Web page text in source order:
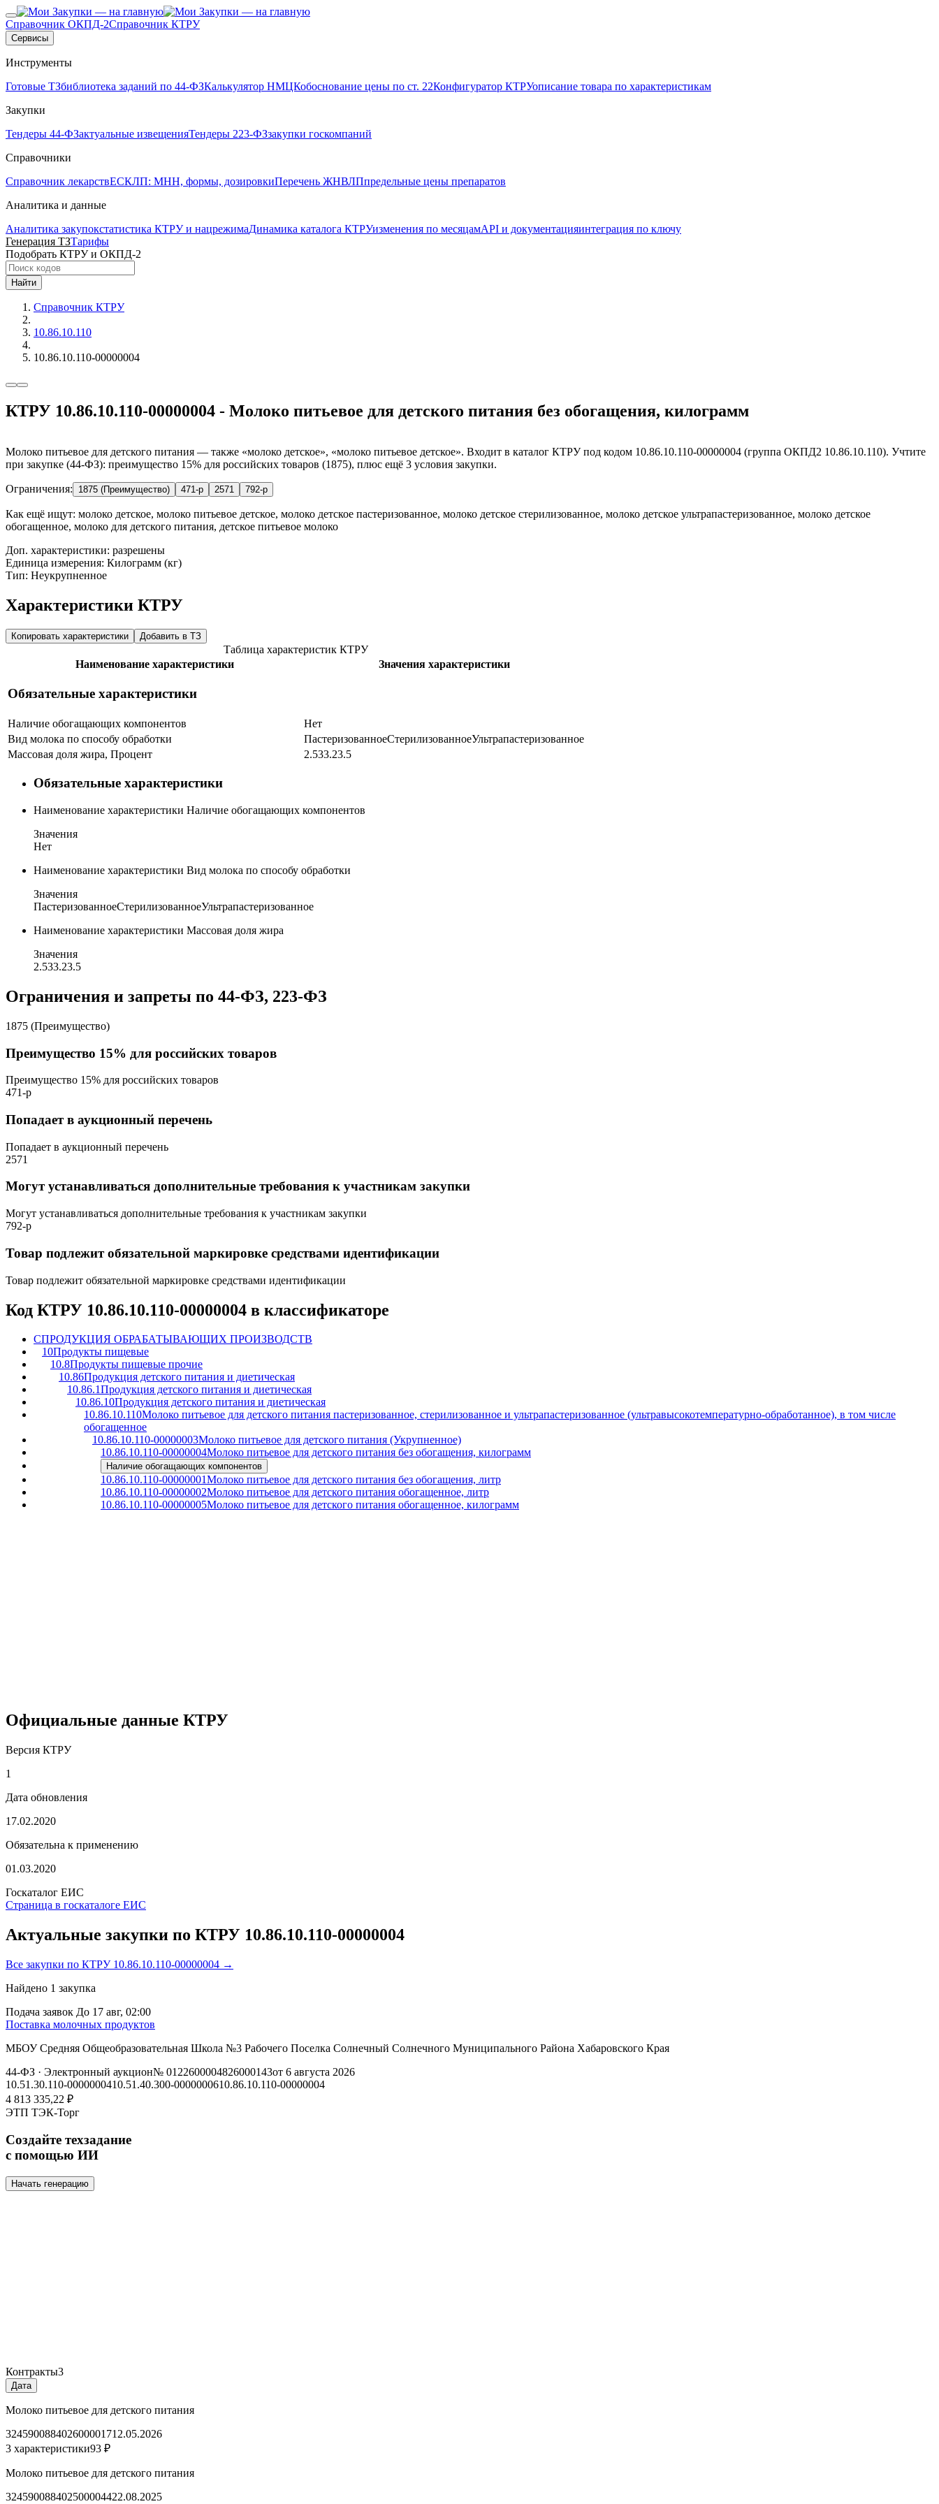
Справочник ОКПД-2Справочник КТРУ
Сервисы
Инструменты
Готовые ТЗбиблиотека заданий по 44-ФЗКалькулятор НМЦКобоснование цены по ст. 22Конфигуратор КТРУописание товара по характеристикам
Закупки
Тендеры 44-ФЗактуальные извещенияТендеры 223-ФЗзакупки госкомпаний
Справочники
Справочник лекарствЕСКЛП: МНН, формы, дозировкиПеречень ЖНВЛПпредельные цены препаратов
Аналитика и данные
Аналитика закупокстатистика КТРУ и нацрежимаДинамика каталога КТРУизменения по месяцамAPI и документацияинтеграция по ключу
Генерация ТЗТарифы
Подобрать КТРУ и ОКПД-2
Найти
Справочник КТРУ
10.86.10.110
10.86.10.110-00000004
КТРУ 10.86.10.110-00000004 - Молоко питьевое для детского питания без обогащения, килограмм
Молоко питьевое для детского питания — также «молоко детское», «молоко питьевое детское». Входит в каталог КТРУ под кодом 10.86.10.110-00000004 (группа ОКПД2 10.86.10.110). Учтите
при закупке (44-ФЗ): преимущество 15% для российских товаров (1875), плюс ещё 3 условия закупки.
Ограничения: 1875 (Преимущество) 471-р 2571 792-р
Как ещё ищут: молоко детское, молоко питьевое детское, молоко детское пастеризованное, молоко детское стерилизованное, молоко детское ультрапастеризованное, молоко детское
обогащенное, молоко для детского питания, детское питьевое молоко
Доп. характеристики: разрешены
Единица измерения: Килограмм (кг)
Тип: Неукрупненное
Характеристики КТРУ
Копировать характеристики Добавить в ТЗ
Таблица характеристик КТРУ
Наименование характеристики
Значения характеристики
Обязательные характеристики
Наличие обогащающих компонентов
Нет
Вид молока по способу обработки
ПастеризованноеСтерилизованноеУльтрапастеризованное
Массовая доля жира, Процент
2.533.23.5
Обязательные характеристики
Наименование характеристики Наличие обогащающих компонентов
Значения
Нет
Наименование характеристики Вид молока по способу обработки
Значения
ПастеризованноеСтерилизованноеУльтрапастеризованное
Наименование характеристики Массовая доля жира
Значения
2.533.23.5
Ограничения и запреты по 44-ФЗ, 223-ФЗ
1875 (Преимущество)
Преимущество 15% для российских товаров
Преимущество 15% для российских товаров
471-р
Попадает в аукционный перечень
Попадает в аукционный перечень
2571
Могут устанавливаться дополнительные требования к участникам закупки
Могут устанавливаться дополнительные требования к участникам закупки
792-р
Товар подлежит обязательной маркировке средствами идентификации
Товар подлежит обязательной маркировке средствами идентификации
Код КТРУ 10.86.10.110-00000004 в классификаторе
CПРОДУКЦИЯ ОБРАБАТЫВАЮЩИХ ПРОИЗВОДСТВ
10Продукты пищевые
10.8Продукты пищевые прочие
10.86Продукция детского питания и диетическая
10.86.1Продукция детского питания и диетическая
10.86.10Продукция детского питания и диетическая
10.86.10.110Молоко питьевое для детского питания пастеризованное, стерилизованное и ультрапастеризованное (ультравысокотемпературно-обработанное), в том числе
обогащенное
10.86.10.110-00000003Молоко питьевое для детского питания (Укрупненное)
10.86.10.110-00000004Молоко питьевое для детского питания без обогащения, килограмм
Наличие обогащающих компонентов
10.86.10.110-00000001Молоко питьевое для детского питания без обогащения, литр
10.86.10.110-00000002Молоко питьевое для детского питания обогащенное, литр
10.86.10.110-00000005Молоко питьевое для детского питания обогащенное, килограмм
Официальные данные КТРУ
Версия КТРУ
1
Дата обновления
17.02.2020
Обязательна к применению
01.03.2020
Госкаталог ЕИС
Страница в госкаталоге ЕИС
Актуальные закупки по КТРУ 10.86.10.110-00000004
Все закупки по КТРУ 10.86.10.110-00000004 →
Найдено 1 закупка
Подача заявок До 17 авг, 02:00
Поставка молочных продуктов
МБОУ Средняя Общеобразовательная Школа №3 Рабочего Поселка Солнечный Солнечного Муниципального Района Хабаровского Края
44-ФЗ · Электронный аукцион№ 0122600004826000143от 6 августа 2026
10.51.30.110-0000000410.51.40.300-0000000610.86.10.110-00000004
4 813 335,22 ₽
ЭТП ТЭК-Торг
Создайте техзадание
с помощью ИИ
Начать генерацию
Контракты3
Дата
Молоко питьевое для детского питания
324590088402600001712.05.2026
3 характеристики93 ₽
Молоко питьевое для детского питания
324590088402500004422.08.2025